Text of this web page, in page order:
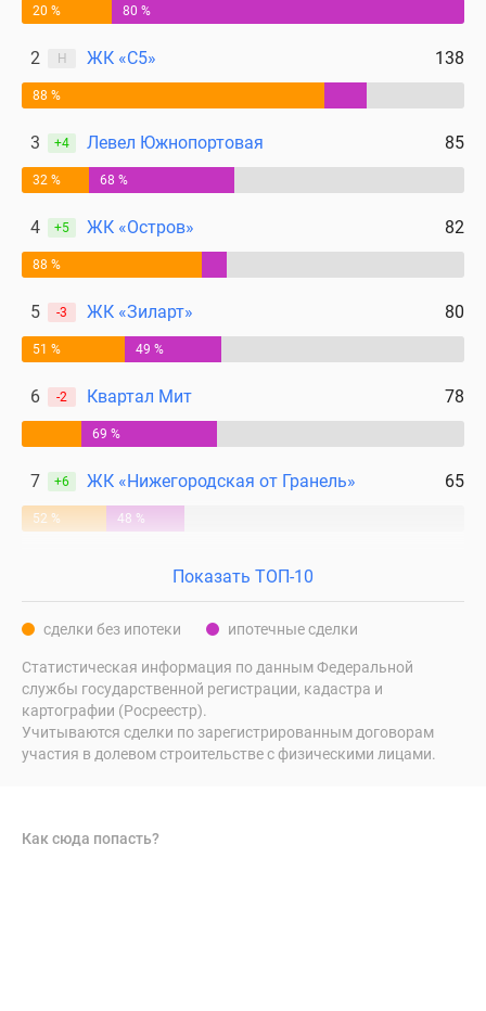
20 % 80 %
2 Н ЖК «С5» 138
88 %
3 +4 Левел Южнопортовая 85
32 % 68 %
4 +5 ЖК «Остров» 82
88 %
5 -3 ЖК «Зиларт» 80
51 % 49 %
6 -2 Квартал Мит 78
69 %
7 +6 ЖК «Нижегородская от Гранель» 65
52 % 48 %
Показать ТОП-10
сделки без ипотеки ипотечные сделки
Статистическая информация по данным Федеральной
службы государственной регистрации, кадастра и
картографии (Росреестр).
Учитываются сделки по зарегистрированным договорам
участия в долевом строительстве с физическими лицами.
Как сюда попасть?